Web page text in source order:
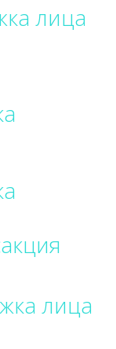
лица
лица